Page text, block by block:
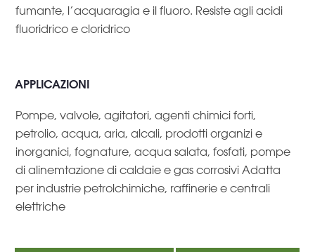
fumante, l’acquaragia e il fluoro. Resiste agli acidi
fluoridrico e cloridrico
APPLICAZIONI
Pompe, valvole, agitatori, agenti chimici forti,
petrolio, acqua, aria, alcali, prodotti organizi e
inorganici, fognature, acqua salata, fosfati, pompe
di alinemtazione di caldaie e gas corrosivi Adatta
per industrie petrolchimiche, raffinerie e centrali
elettriche